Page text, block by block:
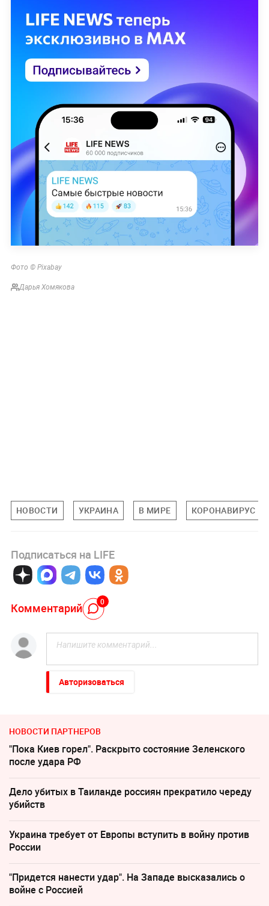
Фото © Pixabay
Дарья Хомякова
НОВОСТИ УКРАИНА В МИРЕ КОРОНАВИРУС
Подписаться на LIFE
Комментарий 0
Авторизоваться
НОВОСТИ ПАРТНЕРОВ
"Пока Киев горел". Раскрыто состояние Зеленского
после удара РФ
Дело убитых в Таиланде россиян прекратило череду
убийств
Украина требует от Европы вступить в войну против
России
"Придется нанести удар". На Западе высказались о
войне с Россией